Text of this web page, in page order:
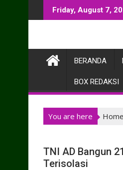
to
Friday, August 7,
BERANDA
BOX REDAKSI
You are here Home
TNI AD Bangun
Terisolasi